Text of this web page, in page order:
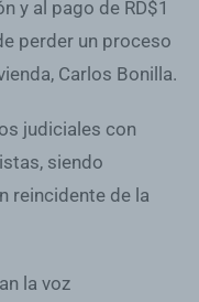
y al pago de RD$1
perder un proceso
Carlos Bonilla.
judiciales con
siendo
reincidente de la
la voz